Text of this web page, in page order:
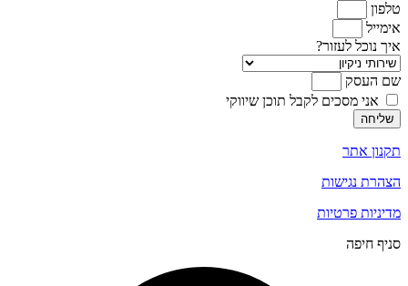
טלפון
אימייל
איך נוכל לעזור?
שם העסק
אני מסכים לקבל תוכן שיווקי
שליחה
תקנון אתר
הצהרת נגישות
מדיניות פרטיות
סניף חיפה